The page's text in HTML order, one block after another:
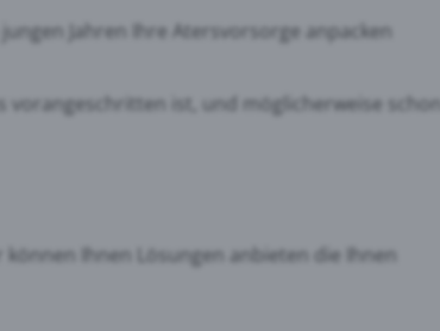
jungen Jahren Ihre Atersvorsorge anpacken
vorangeschritten ist, und möglicherweise schon
können Ihnen Lösungen anbieten die Ihnen